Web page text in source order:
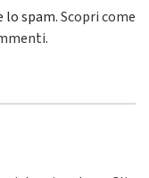
lo spam.Scopri come
.